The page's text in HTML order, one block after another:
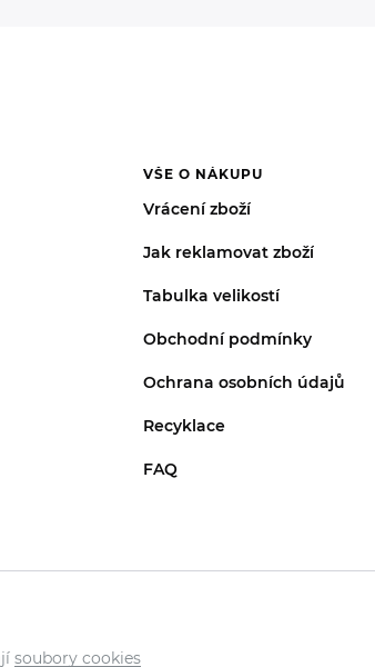
VŠE O NÁKUPU
Vrácení zboží
Jak reklamovat zboží
Tabulka velikostí
Obchodní podmínky
Ochrana osobních údajů
Recyklace
FAQ
soubory cookies